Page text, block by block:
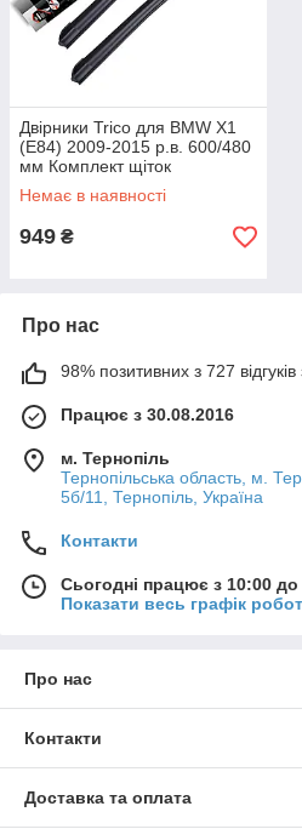
Двірники Trico для BMW X1
(E84) 2009-2015 р.в. 600/480
мм Комплект щіток
склоочисника ExactFit
безкаркасні 2 шт. передні
Немає в наявності
949 ₴
Про нас
98% позитивних з 727 відгуків
Працює з 30.08.2016
м. Тернопіль
Тернопільська область, м.
5б/11, Тернопіль, Україна
Контакти
Сьогодні працює з 10:00 до
Показати весь графік
Про нас
Контакти
Доставка та оплата